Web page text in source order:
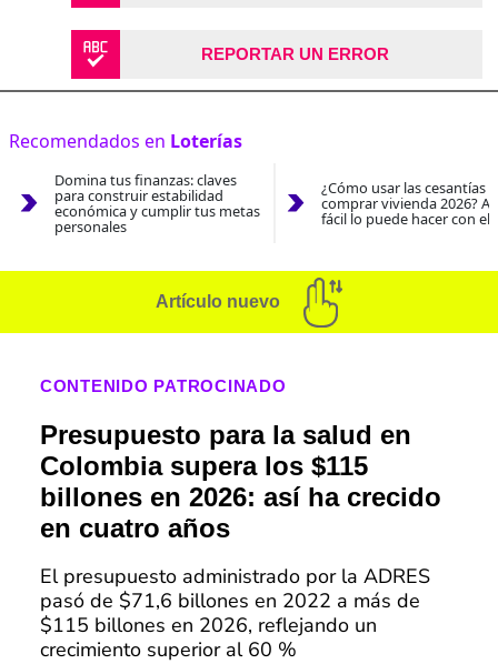
REPORTAR UN ERROR
Recomendados en Loterías
Domina tus finanzas: claves
para construir estabilidad
económica y cumplir tus metas
personales
¿Cómo usar las cesantías
comprar vivienda 2026?
fácil lo puede hacer con el
Artículo nuevo
CONTENIDO PATROCINADO
Presupuesto para la salud en
Colombia supera los $115
billones en 2026: así ha crecido
en cuatro años
El presupuesto administrado por la ADRES
pasó de $71,6 billones en 2022 a más de
$115 billones en 2026, reflejando un
crecimiento superior al 60 %